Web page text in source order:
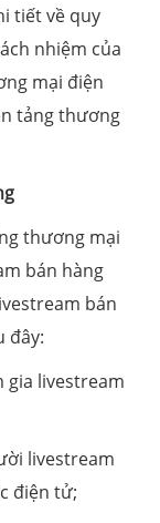
tiết về quy
nhiệm của
mại điện
tảng thương
thương mại
bán hàng
bán
đây:
gia livestream
livestream
điện tử;